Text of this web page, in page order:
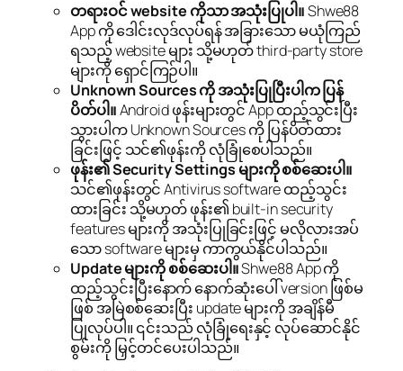
တရားဝင် website ကိုသာ အသုံးပြုပါ။Shwe88
App ကို ဒေါင်းလုဒ်လုပ်ရန် အခြားသော မယုံကြည်
ရသည့် website များ သို့မဟုတ် third-party store
များကို ရှောင်ကြဉ်ပါ။
Unknown Sources ကို အသုံးပြုပြီးပါက ပြန်
ပိတ်ပါ။Android ဖုန်းများတွင် App ထည့်သွင်းပြီး
သွားပါက Unknown Sources ကို ပြန်ပိတ်ထား
ခြင်းဖြင့် သင်၏ဖုန်းကို လုံခြုံစေပါသည်။
ဖုန်း၏ Security Settings များကို စစ်ဆေးပါ။
သင်၏ဖုန်းတွင် Antivirus software ထည့်သွင်း
ထားခြင်း သို့မဟုတ် ဖုန်း၏ built-in security
features များကို အသုံးပြုခြင်းဖြင့် မလိုလားအပ်
သော software များမှ ကာကွယ်နိုင်ပါသည်။
Update များကို စစ်ဆေးပါ။Shwe88 App ကို
ထည့်သွင်းပြီးနောက် နောက်ဆုံးပေါ် version ဖြစ်မ
ဖြစ် အမြဲစစ်ဆေးပြီး update များကို အချိန်မီ
ပြုလုပ်ပါ။ ၎င်းသည် လုံခြုံရေးနှင့် လုပ်ဆောင်နိုင်
စွမ်းကို မြှင့်တင်ပေးပါသည်။